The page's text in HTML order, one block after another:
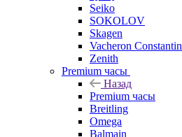
Seiko
SOKOLOV
Skagen
Vacheron Constantin
Zenith
Premium часы
Назад
Premium часы
Breitling
Omega
Balmain